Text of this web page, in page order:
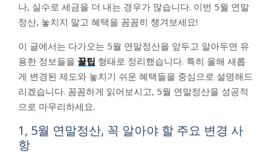
나, 실수로 세금을 더 내는 경우가 많습니다. 이번 5월 연말
정산, 놓치지 말고 혜택을 꼼꼼히 챙겨보세요!
이 글에서는 다가오는 5월 연말정산을 앞두고 알아두면 유
용한 정보들을 꿀팁 형태로 정리했습니다. 특히 올해 새롭
게 변경된 제도와 놓치기 쉬운 혜택들을 중심으로 설명해드
리겠습니다. 꼼꼼하게 읽어보시고, 5월 연말정산을 성공적
으로 마무리하세요.
1, 5월 연말정산, 꼭 알아야 할 주요 변경 사
항